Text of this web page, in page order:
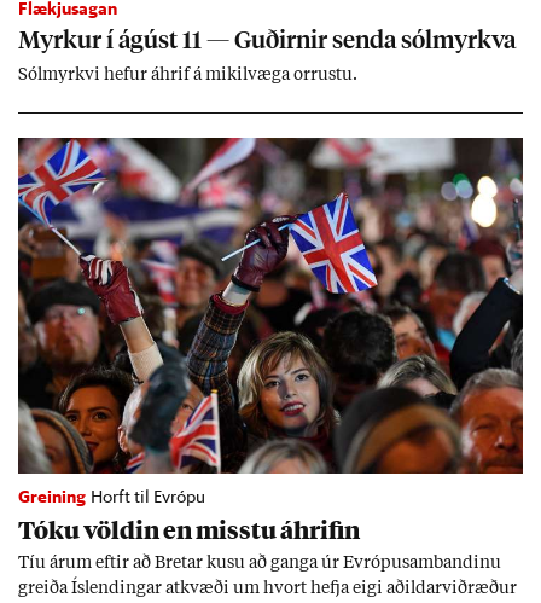
Flækjusagan
Myrk­ur í ág­úst 11 — Guð­irn­ir senda sól­myrkva
Sól­myrkvi hef­ur áhrif á mik­il­væga orr­ustu.
Greining Horft til Evrópu
Tóku völd­in en misstu áhrif­in
Tíu ár­um eft­ir að Bret­ar kusu að ganga úr Evr­ópu­sam­band­inu
greiða Ís­lend­ing­ar at­kvæði um hvort hefja eigi að­ild­ar­við­ræð­ur